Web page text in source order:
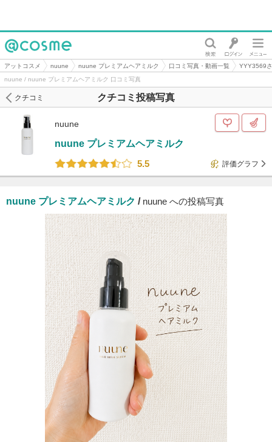
@cosme
アットコスメ nuune nuune プレミアムヘアミルク 口コミ写真・動画一覧
YYY3569
nuune / nuune プレミアムヘアミルク 口コミ写真
クチコミ投稿写真
クチコミ
nuune
nuune プレミアムヘアミルク
5.5
評価グラフ
nuune プレミアムヘアミルク / nuune への投稿写真